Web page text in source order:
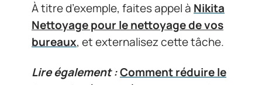
À titre d’exemple, faites appel à Nikita
Nettoyage pour le nettoyage de vos
bureaux, et externalisez cette tâche.
Lire également :Comment réduire le